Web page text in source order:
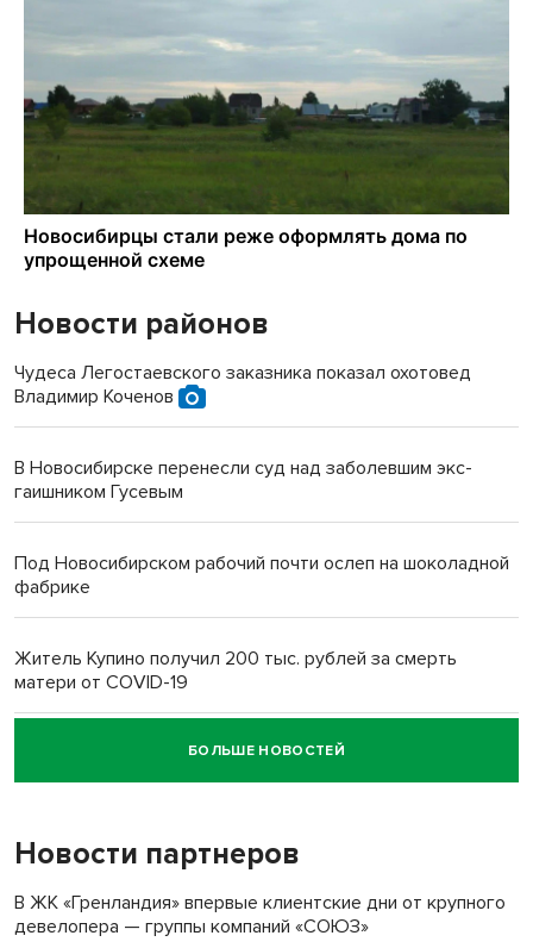
Новости районов
Чудеса Легостаевского заказника показал охотовед
Владимир Коченов
В Новосибирске перенесли суд над заболевшим экс-
гаишником Гусевым
Под Новосибирском рабочий почти ослеп на шоколадной
фабрике
Житель Купино получил 200 тыс. рублей за смерть
матери от COVID-19
Новосибирский суд наказал водителя за смерть
пенсионерки на вокзале
БОЛЬШЕ НОВОСТЕЙ
Новости партнеров
В ЖК «Гренландия» впервые клиентские дни от крупного
девелопера — группы компаний «СОЮЗ»